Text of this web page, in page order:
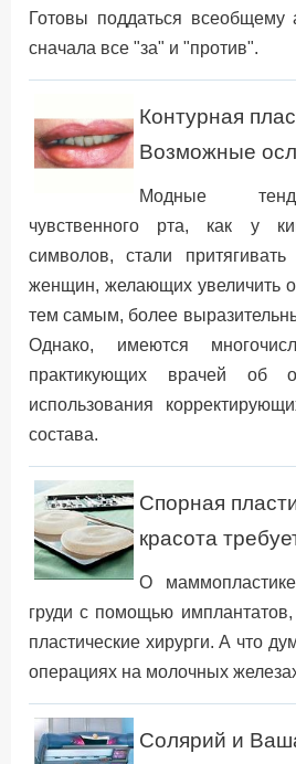
Готовы поддаться всеобщему
сначала все "за" и "против".
Контурная
Возможные
Модные
чувственного рта, как у
символов, стали
женщин, желающих увеличить
тем самым, более
Однако, имеются
практикующих врачей об
использования
состава.
Спорная
красота
О
груди с помощью
пластические хирурги. А что
операциях на молочных
Солярий и